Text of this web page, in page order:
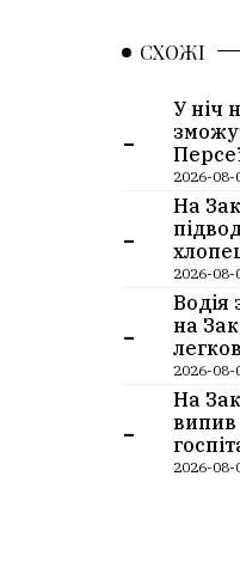
СХОЖІ
-
У ніч
2026-08-
-
На
2026-08-
-
Водія
на
2026-08-
-
На
випив
2026-08-